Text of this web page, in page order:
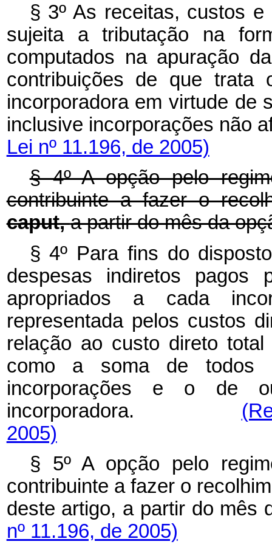
§ 3º As receitas, custos
sujeita a tributação na
computados na apuração
contribuições de que trata
incorporadora em virtude de
inclusive incorporações
Lei nº 11.196, de 2005)
§ 4º A opção pelo
contribuinte a fazer o
caput,a partir do mês da
§ 4º Para fins do
despesas indiretos pagos
apropriados a cada
representada pelos custos
relação ao custo direto
como a soma de todos
incorporações e o de
incorporadora.
2005)
§ 5º A opção pelo
contribuinte a fazer o
deste artigo, a partir
nº 11.196, de 2005)